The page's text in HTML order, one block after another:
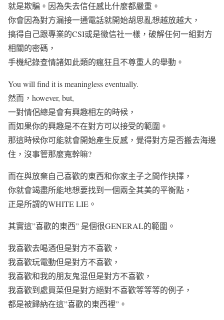
就是欺騙。因為失去信任感比什麼都嚴重。
你會因為對方漏接一通電話就開始胡思亂想越放越大，
搞得自己跟專業的CSI或是徵信社一樣，破解任何一組對方
相關的密碼，
手機紀錄查情諸如此類的瘋狂且不尊重人的舉動。
You will find it is meaningless eventually.
然而，however, but,
一對情侶總是會有興趣相左的時候，
而如果你的興趣是不在對方可以接受的範圍。
那這時候你可能就會開始產生反感，覺得對方是否搬去海邊
住，沒事管那麼寬幹嘛?
而在與放棄自己喜歡的東西和你家主子之間作抉擇，
你就會竭盡所能地想要找到一個兩全其美的平衡點，
正是所謂的WHITE LIE。
其實這”喜歡的東西” 是個很GENERAL的範圍。
我喜歡去喝酒但是對方不喜歡，
我喜歡玩電動但是對方不喜歡，
我喜歡和我的朋友鬼混但是對方不喜歡，
我喜歡到處買菜但是對方絕對不喜歡等等等的例子，
都是被歸納在這”喜歡的東西裡”。